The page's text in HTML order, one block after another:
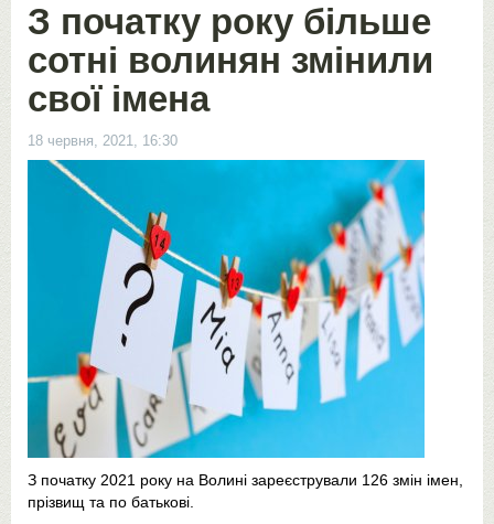
З початку року більше
сотні волинян змінили
свої імена
18 червня, 2021, 16:30
З початку 2021 року на Волині зареєстрували 126 змін імен,
прізвищ та по батькові.